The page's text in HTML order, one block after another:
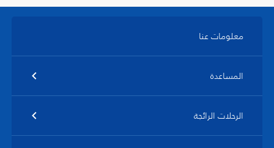
معلومات عنا
المساعدة
الرحلات الرائجة